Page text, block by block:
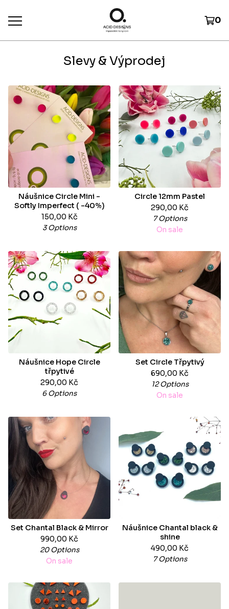
0
Slevy & Výprodej
Náušnice Circle Mini -
Softly Imperfect ( -40%)
150,00 Kč
3 Options
Circle 12mm Pastel
290,00 Kč
7 Options
On sale
Náušnice Hope Circle
třpytivé
290,00 Kč
6 Options
Set Circle Třpytivý
690,00 Kč
12 Options
On sale
Set Chantal Black & Mirror
990,00 Kč
20 Options
On sale
Náušnice Chantal black &
shine
490,00 Kč
7 Options